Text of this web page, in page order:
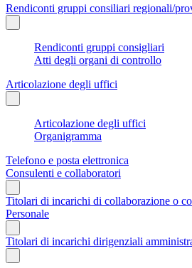
Rendiconti gruppi consiliari regionali/
Rendiconti gruppi consigliari
Atti degli organi di controllo
Articolazione degli uffici
Articolazione degli uffici
Organigramma
Telefono e posta elettronica
Consulenti e collaboratori
Titolari di incarichi di collaborazione o
Personale
Titolari di incarichi dirigenziali